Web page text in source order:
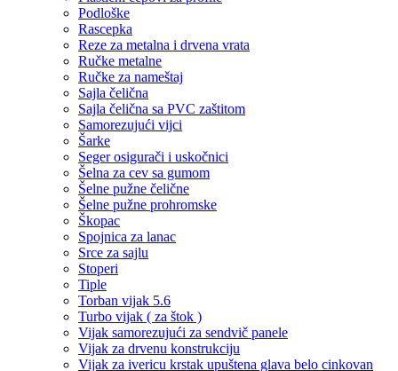
Podloške
Rascepka
Reze za metalna i drvena vrata
Ručke metalne
Ručke za nameštaj
Sajla čelična
Sajla čelična sa PVC zaštitom
Samorezujući vijci
Šarke
Seger osigurači i uskočnici
Šelna za cev sa gumom
Šelne pužne čelične
Šelne pužne prohromske
Škopac
Spojnica za lanac
Srce za sajlu
Stoperi
Tiple
Torban vijak 5.6
Turbo vijak ( za štok )
Vijak samorezujući za sendvič panele
Vijak za drvenu konstrukciju
Vijak za ivericu krstak upuštena glava belo cinkovan